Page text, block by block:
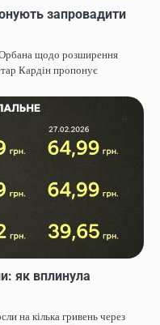
запровадити
щодо розширення
Кардін пропонує
як вплинула
на кілька гривень через